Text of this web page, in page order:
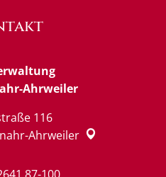
Ahrweiler
116
Ahrweiler
87-100